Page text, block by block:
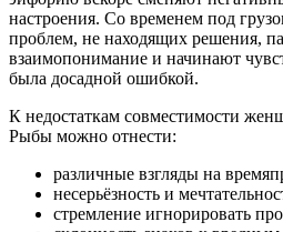
настроения. Со временем под
проблем, не находящих решения,
взаимопонимание и начинают
была досадной ошибкой.
К недостаткам совместимости
Рыбы можно отнести:
различные взгляды на
несерьёзность и
стремление игнорировать